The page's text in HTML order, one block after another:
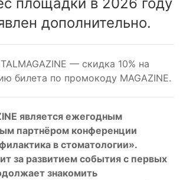
дополнительно.
— скидка 10% на
билета по промокоду MAGAZINE.
является ежегодным
партнёром конференции
в стоматологии».
за развитием события с первых
знакомить